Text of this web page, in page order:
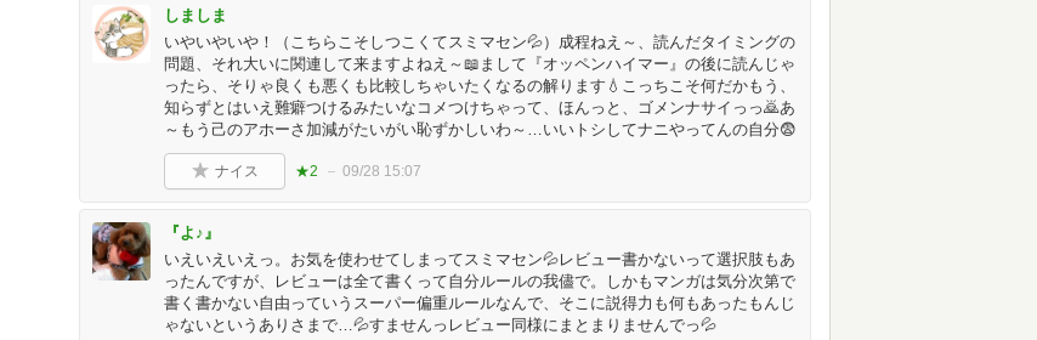
しましま
いやいやいや！（こちらこそしつこくてスミマセン💦）成程ねえ～、読んだタイミングの
問題、それ大いに関連して来ますよねえ～📖まして『オッペンハイマー』の後に読んじゃ
ったら、そりゃ良くも悪くも比較しちゃいたくなるの解ります💧こっちこそ何だかもう、
知らずとはいえ難癖つけるみたいなコメつけちゃって、ほんっと、ゴメンナサイっっ🙇あ
～もう己のアホーさ加減がたいがい恥ずかしいわ～…いいトシしてナニやってんの自分😨
ナイス ★2 09/28 15:07
『よ♪』
いえいえいえっ。お気を使わせてしまってスミマセン💦レビュー書かないって選択肢もあ
ったんですが、レビューは全て書くって自分ルールの我儘で。しかもマンガは気分次第で
書く書かない自由っていうスーパー偏重ルールなんで、そこに説得力も何もあったもんじ
ゃないというありさまで…💦すませんっレビュー同様にまとまりませんでっ💦